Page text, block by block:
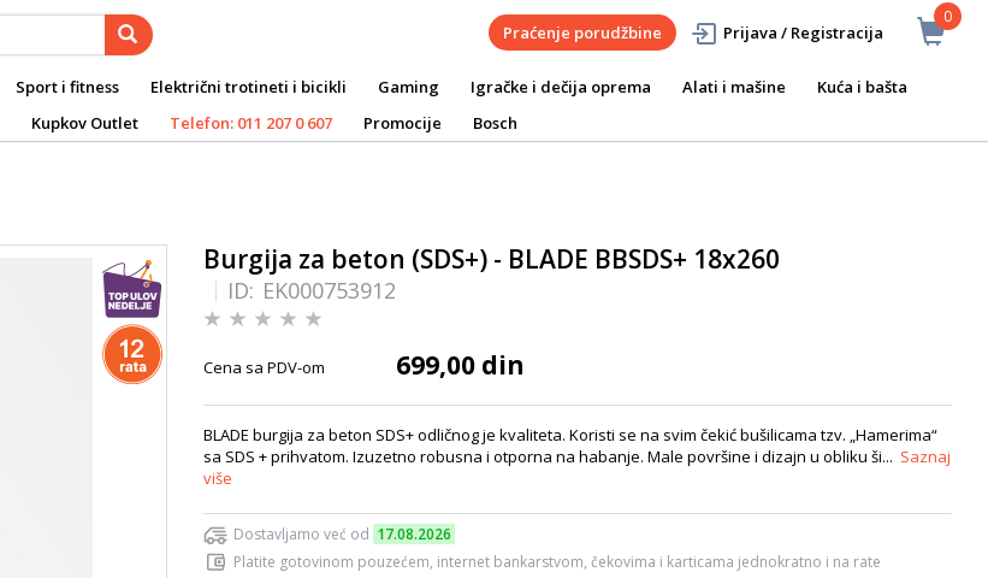
0
Praćenje porudžbine Prijava / Registracija
Sport i fitness Električni trotineti i bicikli Gaming Igračke i dečija oprema Alati i mašine
Kuća i bašta
Kupkov Outlet Telefon: 011 207 0 607 Promocije Bosch
Burgija za beton (SDS+) - BLADE BBSDS+ 18x260
ID: EK000753912
Cena sa PDV-om 699,00 din
BLADE burgija za beton SDS+ odličnog je kvaliteta. Koristi se na svim čekić bušilicama tzv. „Hamerima“
sa SDS + prihvatom. Izuzetno robusna i otporna na habanje. Male površine i dizajn u obliku ši... Saznaj
više
Dostavljamo već od 17.08.2026
Platite gotovinom pouzećem, internet bankarstvom, čekovima i karticama jednokratno i na rate